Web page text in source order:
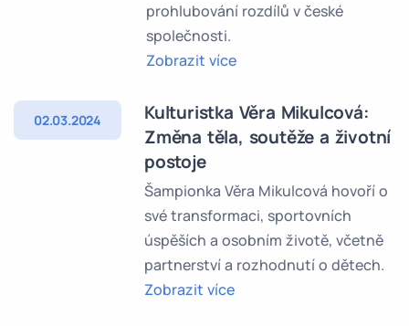
prohlubování rozdílů v české
společnosti.
Zobrazit více
02.03.2024
Kulturistka Věra Mikulcová:
Změna těla, soutěže a životní
postoje
Šampionka Věra Mikulcová hovoří o
své transformaci, sportovních
úspěších a osobním životě, včetně
partnerství a rozhodnutí o dětech.
Zobrazit více